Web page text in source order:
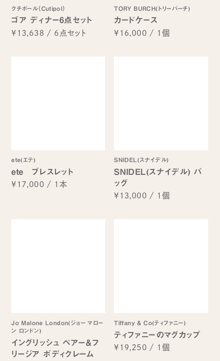
クチポール（Cutipol）
ゴア ディナー6点セット
¥13,638 / 6点セット
TORY BURCH(トリーバーチ)
カードケース
¥16,000 / 1個
ete(エテ)
ete ブレスレット
¥17,000 / 1本
SNIDEL(スナイデル)
SNIDEL(スナイデル) バ
ッグ
¥13,000 / 1個
Jo Malone London(ジョー マロー
ン ロンドン)
イングリッシュ ペアー＆フ
リージア ボディクレーム
Tiffany & Co(ティファニー)
ティファニーのマグカップ
¥19,250 / 1個